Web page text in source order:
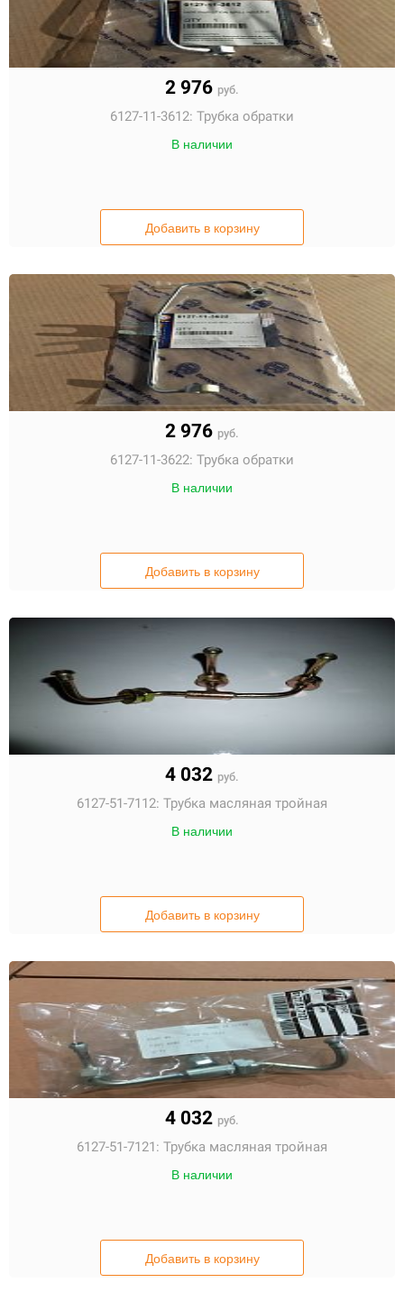
2 976 руб.
6127-11-3612: Трубка обратки
В наличии
Добавить в корзину
2 976 руб.
6127-11-3622: Трубка обратки
В наличии
Добавить в корзину
4 032 руб.
6127-51-7112: Трубка масляная тройная
В наличии
Добавить в корзину
4 032 руб.
6127-51-7121: Трубка масляная тройная
В наличии
Добавить в корзину